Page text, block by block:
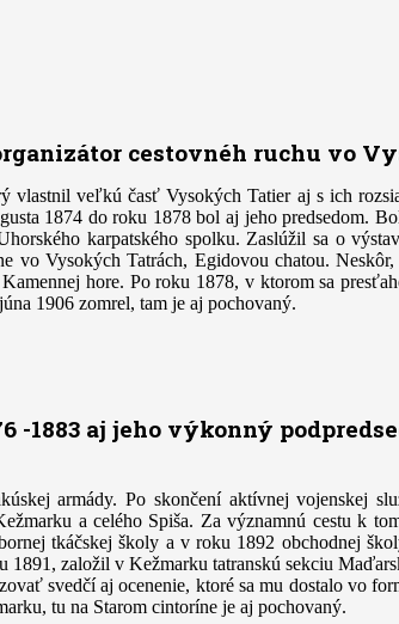
cestovnéh ruchu vo
veľkú časť Vysokých Tatier aj s ich
1874 do roku 1878 bol aj jeho predsedom.
karpatského spolku. Zaslúžil sa o
Vysokých Tatrách, Egidovou chatou.
hore. Po roku 1878, v ktorom sa
1906 zomrel, tam je aj pochovaný.
aj jeho výkonný
armády. Po skončení aktívnej vojenskej
a celého Spiša. Za významnú cestu k
tkáčskej školy a v roku 1892 obchodnej
založil v Kežmarku tatranskú sekciu
svedčí aj ocenenie, ktoré sa mu dostalo vo
tu na Starom cintoríne je aj pochovaný.